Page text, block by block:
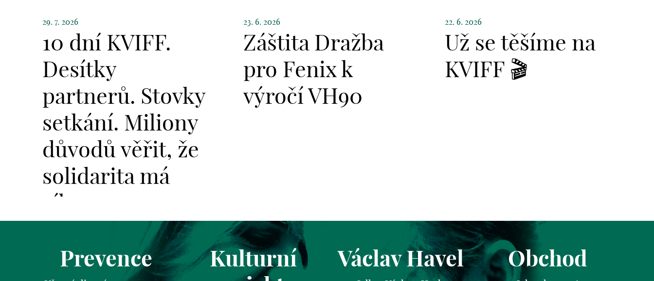
29. 7. 2026
10 dní KVIFF.
Desítky
partnerů. Stovky
setkání. Miliony
důvodů věřit, že
solidarita má
sílu.
23. 6. 2026
Záštita Dražba
pro Fenix k
výročí VH90
22. 6. 2026
Už se těšíme na
KVIFF 🎬
Prevence
Kulturní
Václav Havel Obchod